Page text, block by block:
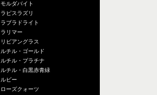
モルダバイト
ラピスラズリ
ラブラドライト
ラリマー
リビアングラス
ルチル・ゴールド
ルチル・プラチナ
ルチル・白黒赤青緑
ルビー
ローズクォーツ